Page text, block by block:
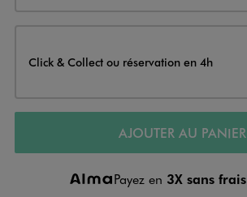
Click & Collect ou réservation en 4h
AJOUTER AU PANIER
Payez en 3X sans frais